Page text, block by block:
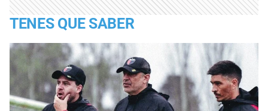
TENES QUE SABER